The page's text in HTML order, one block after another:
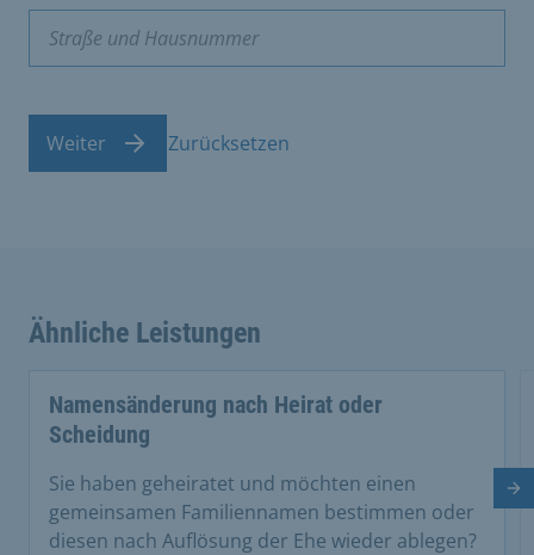
Weiter Zurücksetzen
Ähnliche Leistungen
Namensänderung nach Heirat oder
Scheidung
Sie haben geheiratet und möchten einen
gemeinsamen Familiennamen bestimmen oder
diesen nach Auflösung der Ehe wieder ablegen?